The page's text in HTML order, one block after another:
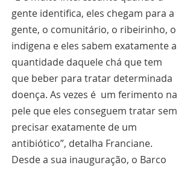
gente identifica, eles chegam para a
gente, o comunitário, o ribeirinho, o
indigena e eles sabem exatamente a
quantidade daquele chá que tem
que beber para tratar determinada
doença. As vezes é  um ferimento na
pele que eles conseguem tratar sem
precisar exatamente de um
antibiótico”, detalha Franciane.
Desde a sua inauguração, o Barco